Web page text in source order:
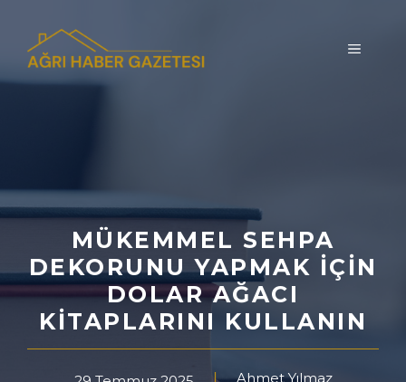
MENÜ
MÜKEMMEL SEHPA
DEKORUNU YAPMAK IÇIN
DOLAR AĞACI
KITAPLARINI KULLANIN
Ahmet Yılmaz